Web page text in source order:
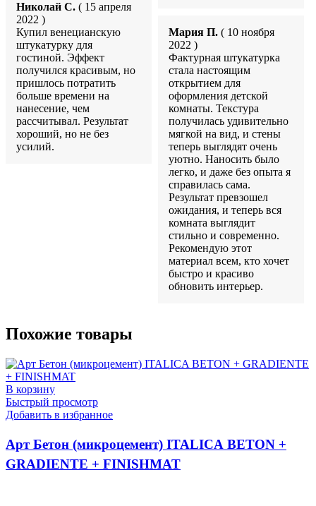
Николай С. ( 15 апреля
2022 )
Купил венецианскую
штукатурку для
гостиной. Эффект
получился красивым, но
пришлось потратить
больше времени на
нанесение, чем
рассчитывал. Результат
хороший, но не без
усилий.
Мария П. ( 10 ноября
2022 )
Фактурная штукатурка
стала настоящим
открытием для
оформления детской
комнаты. Текстура
получилась удивительно
мягкой на вид, и стены
теперь выглядят очень
уютно. Наносить было
легко, и даже без опыта я
справилась сама.
Результат превзошел
ожидания, и теперь вся
комната выглядит
стильно и современно.
Рекомендую этот
материал всем, кто хочет
быстро и красиво
обновить интерьер.
Похожие товары
В корзину
Быстрый просмотр
Добавить в избранное
Арт Бетон (микроцемент) ITALICA BETON +
GRADIENTE + FINISHMAT